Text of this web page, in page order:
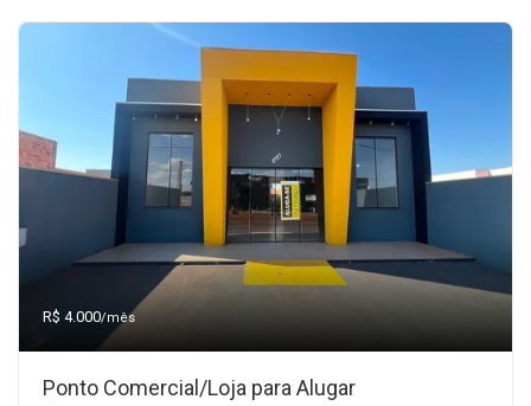
R$ 4.000/mês
Ponto Comercial/Loja para Alugar